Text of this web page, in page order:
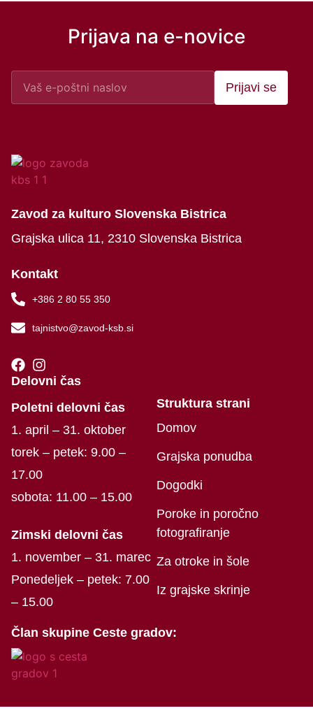
Prijava na e-novice
Prijavi se
Zavod za kulturo Slovenska Bistrica
Grajska ulica 11, 2310 Slovenska Bistrica
Kontakt
+386 2 80 55 350
tajnistvo@zavod-ksb.si
Delovni čas
Poletni delovni čas
1. april – 31. oktober
torek – petek: 9.00 –
17.00
sobota: 11.00 – 15.00
Zimski delovni čas
1. november – 31. marec
Ponedeljek – petek: 7.00
– 15.00
Struktura strani
Domov
Grajska ponudba
Dogodki
Poroke in poročno
fotografiranje
Za otroke in šole
Iz grajske skrinje
Član skupine Ceste gradov: